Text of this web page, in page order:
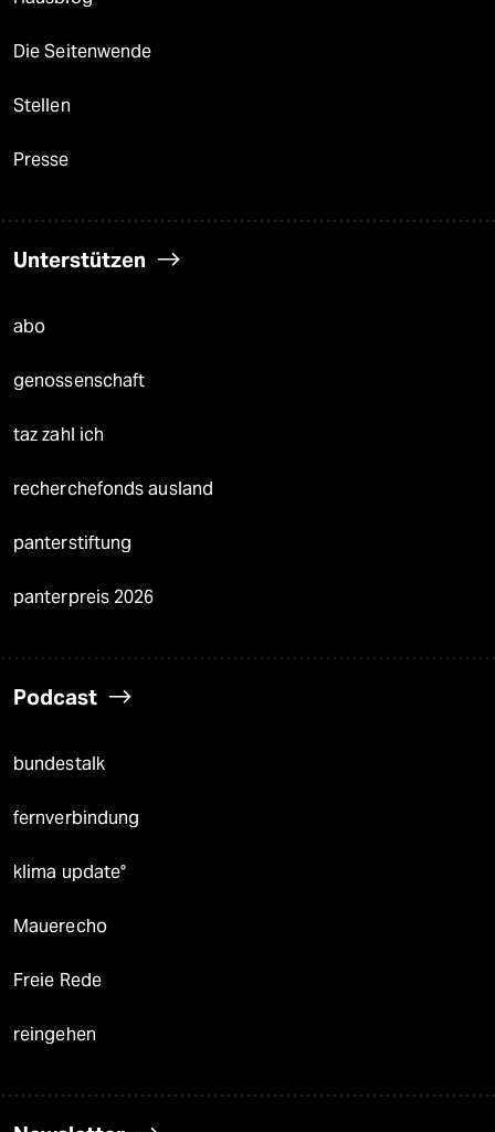
Die Seitenwende
Stellen
Presse
Unterstützen
abo
genossenschaft
taz zahl ich
recherchefonds ausland
panterstiftung
panterpreis 2026
Podcast
bundestalk
fernverbindung
klima update°
Mauerecho
Freie Rede
reingehen